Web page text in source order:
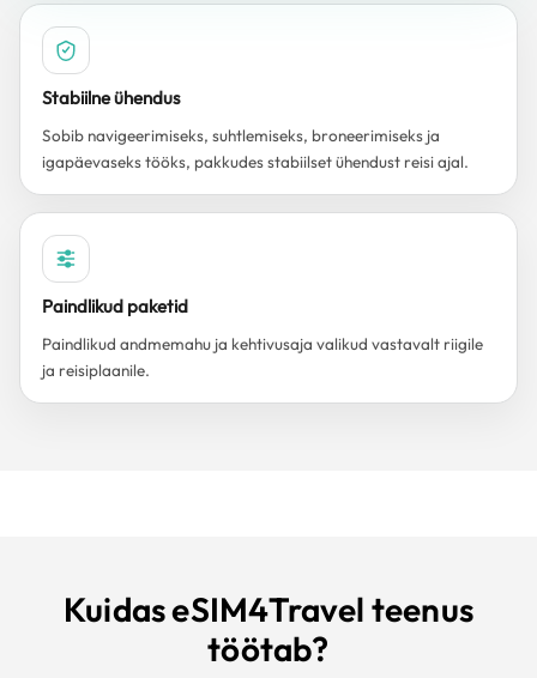
Stabiilne ühendus
Sobib navigeerimiseks, suhtlemiseks, broneerimiseks ja
igapäevaseks tööks, pakkudes stabiilset ühendust reisi ajal.
Paindlikud paketid
Paindlikud andmemahu ja kehtivusaja valikud vastavalt riigile
ja reisiplaanile.
Kuidas eSIM4Travel teenus
töötab?